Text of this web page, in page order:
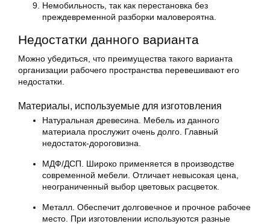
Немобильность, так как перестановка без
преждевременной разборки маловероятна.
Недостатки данного варианта
Можно убедиться, что преимущества такого варианта
организации рабочего пространства перевешивают его
недостатки.
Материалы, используемые для изготовления
Натуральная древесина. Мебель из данного
материала прослужит очень долго. Главный
недостаток-дороговизна.
МДФ/ДСП. Широко применяется в производстве
современной мебели. Отличает невысокая цена,
неограниченный выбор цветовых расцветок.
Металл. Обеспечит долговечное и прочное рабочее
место. При изготовлении используются разные